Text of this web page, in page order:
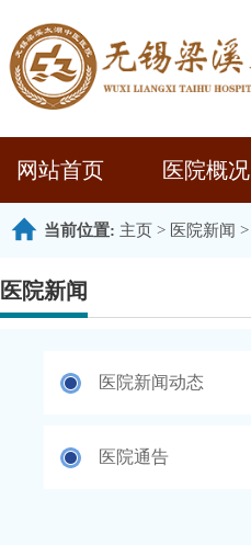
网站首页 医院概况
当前位置: 主页 > 医院新闻 >
医院新闻
医院新闻动态
医院通告